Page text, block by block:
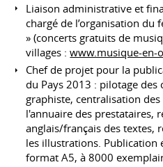
Liaison administrative et
chargé de l’organisation du
» (concerts gratuits de
villages :www.musique-en-
Chef de projet pour la
du Pays 2013 : pilotage
graphiste, centralisation
l'annuaire des prestataires,
anglais/français des textes,
les illustrations. Publication
format A5, à 8000